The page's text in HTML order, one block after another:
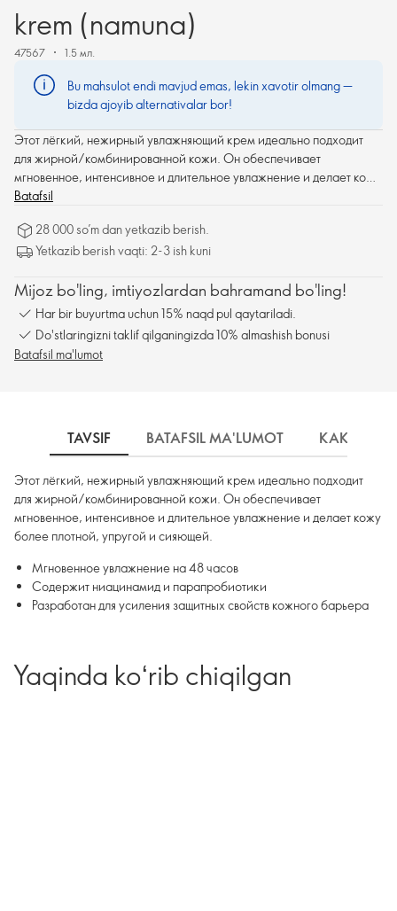
krem (namuna)
47567 1.5 мл.
Bu mahsulot endi mavjud emas, lekin xavotir olmang —
bizda ajoyib alternativalar bor!
Этот лёгкий, нежирный увлажняющий крем идеально подходит
для жирной/комбинированной кожи. Он обеспечивает
мгновенное, интенсивное и длительное увлажнение и делает кожу
более плотной, упругой и сияющей.
Batafsil
28 000 so’m dan yetkazib berish.
Yetkazib berish vaqti: 2-3 ish kuni
Mijoz bo'ling, imtiyozlardan bahramand bo'ling!
Har bir buyurtma uchun 15% naqd pul qaytariladi.
Do'stlaringizni taklif qilganingizda 10% almashish bonusi
Batafsil ma'lumot
TAVSIF BATAFSIL MA'LUMOT КАК
Этот лёгкий, нежирный увлажняющий крем идеально подходит
для жирной/комбинированной кожи. Он обеспечивает
мгновенное, интенсивное и длительное увлажнение и делает кожу
более плотной, упругой и сияющей.
Мгновенное увлажнение на 48 часов
Содержит ниацинамид и парапробиотики
Разработан для усиления защитных свойств кожного барьера
Yaqinda koʻrib chiqilgan